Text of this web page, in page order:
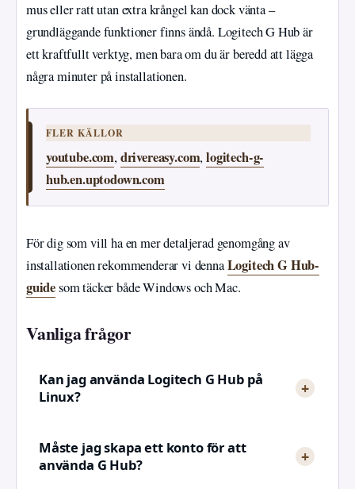
mus eller ratt utan extra krångel kan dock vänta –
grundläggande funktioner finns ändå. Logitech G Hub är
ett kraftfullt verktyg, men bara om du är beredd att lägga
några minuter på installationen.
FLER KÄLLOR
youtube.com,drivereasy.com,logitech-g-
hub.en.uptodown.com
För dig som vill ha en mer detaljerad genomgång av
installationen rekommenderar vi dennaLogitech G Hub-
guidesom täcker både Windows och Mac.
Vanliga frågor
Kan jag använda Logitech G Hub på
Linux?
Måste jag skapa ett konto för att
använda G Hub?